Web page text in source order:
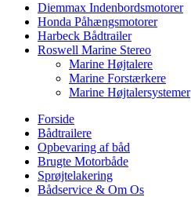
Diemmax Indenbordsmotorer
Honda Påhængsmotorer
Harbeck Bådtrailer
Roswell Marine Stereo
Marine Højtalere
Marine Forstærkere
Marine Højtalersystemer
Forside
Bådtrailere
Opbevaring af båd
Brugte Motorbåde
Sprøjtelakering
Bådservice & Om Os